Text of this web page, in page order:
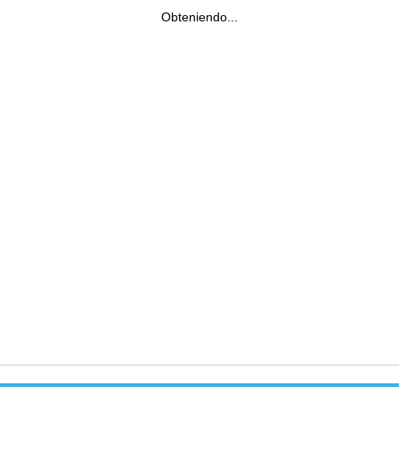
Obteniendo...